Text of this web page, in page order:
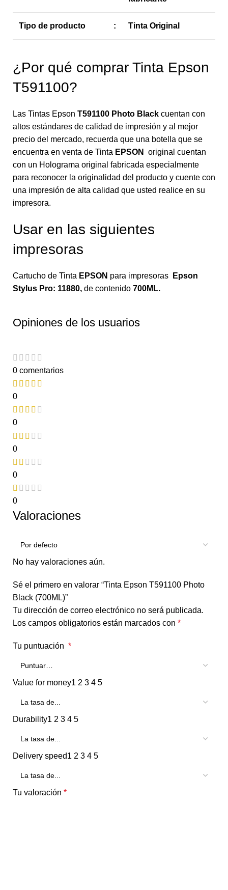
Tipo de producto : Tinta Original
¿Por qué comprar Tinta Epson
T591100?
Las Tintas Epson T591100 Photo Black cuentan con
altos estándares de calidad de impresión y al mejor
precio del mercado, recuerda que una botella que se
encuentra en venta de Tinta EPSON
original cuentan
con un Holograma original fabricada especialmente
para reconocer la originalidad del producto y cuente con
una impresión de alta calidad que usted realice en su
impresora.
Usar en las siguientes
impresoras
Cartucho de Tinta EPSON para impresoras
Epson
Stylus Pro: 11880, de contenido 700ML.
Opiniones de los usuarios
0 comentarios
0
0
0
0
0
Valoraciones
No hay valoraciones aún.
Sé el primero en valorar “Tinta Epson T591100 Photo
Black (700ML)”
Tu dirección de correo electrónico no será publicada.
Los campos obligatorios están marcados con *
Tu puntuación *
Value for money1 2 3 4 5
Durability1 2 3 4 5
Delivery speed1 2 3 4 5
Tu valoración *